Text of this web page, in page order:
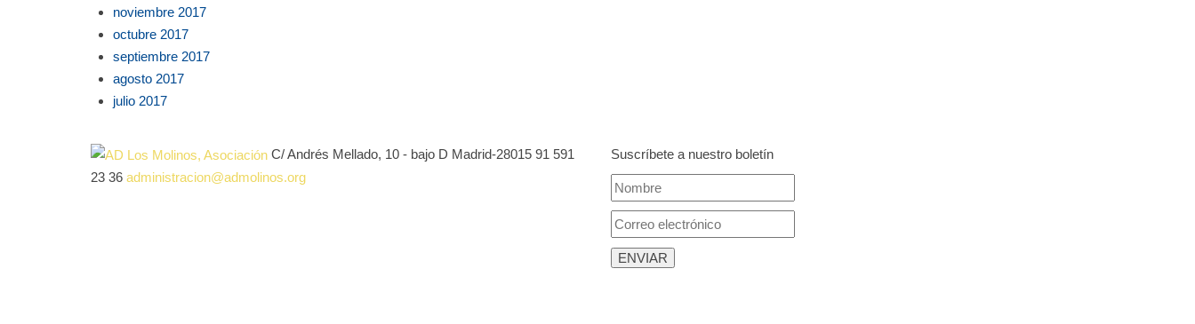
noviembre 2017
octubre 2017
septiembre 2017
agosto 2017
julio 2017
C/ Andrés Mellado, 10 - bajo D Madrid-28015 91 591
23 36 administracion@admolinos.org
Suscríbete a nuestro boletín